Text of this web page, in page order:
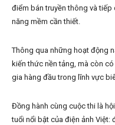
điểm bán truyền thông và tiếp
năng mềm cần thiết.
Thông qua những hoạt động
kiến thức nền tảng, mà còn
gia hàng đầu trong lĩnh vực
Đồng hành cùng cuộc thi là
tuổi nổi bật của điện ảnh Việt: